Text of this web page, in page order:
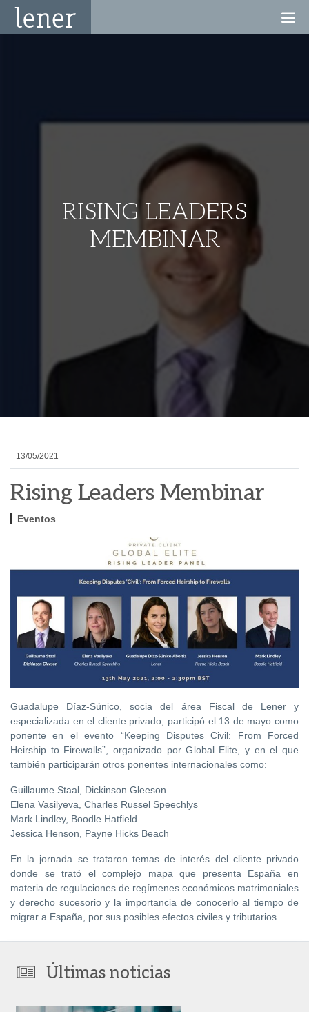
RISING LEADERS
MEMBINAR
13/05/2021
Rising Leaders Membinar
Eventos
Guadalupe Díaz-Súnico, socia del área Fiscal de Lener y
especializada en el cliente privado, participó el 13 de mayo como
ponente en el evento “Keeping Disputes Civil: From Forced
Heirship to Firewalls”, organizado por Global Elite, y en el que
también participarán otros ponentes internacionales como:
Guillaume Staal, Dickinson Gleeson
Elena Vasilyeva, Charles Russel Speechlys
Mark Lindley, Boodle Hatfield
Jessica Henson, Payne Hicks Beach
En la jornada se trataron temas de interés del cliente privado
donde se trató el complejo mapa que presenta España en
materia de regulaciones de regímenes económicos matrimoniales
y derecho sucesorio y la importancia de conocerlo al tiempo de
migrar a España, por sus posibles efectos civiles y tributarios.
Últimas noticias